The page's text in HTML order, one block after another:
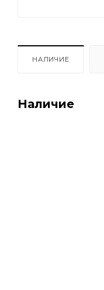
НАЛИЧИЕ
Наличие